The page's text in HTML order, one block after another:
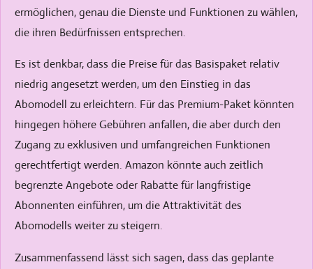
ermöglichen, genau die Dienste und Funktionen zu wählen,
die ihren Bedürfnissen entsprechen.
Es ist denkbar, dass die Preise für das Basispaket relativ
niedrig angesetzt werden, um den Einstieg in das
Abomodell zu erleichtern. Für das Premium-Paket könnten
hingegen höhere Gebühren anfallen, die aber durch den
Zugang zu exklusiven und umfangreichen Funktionen
gerechtfertigt werden. Amazon könnte auch zeitlich
begrenzte Angebote oder Rabatte für langfristige
Abonnenten einführen, um die Attraktivität des
Abomodells weiter zu steigern.
Zusammenfassend lässt sich sagen, dass das geplante